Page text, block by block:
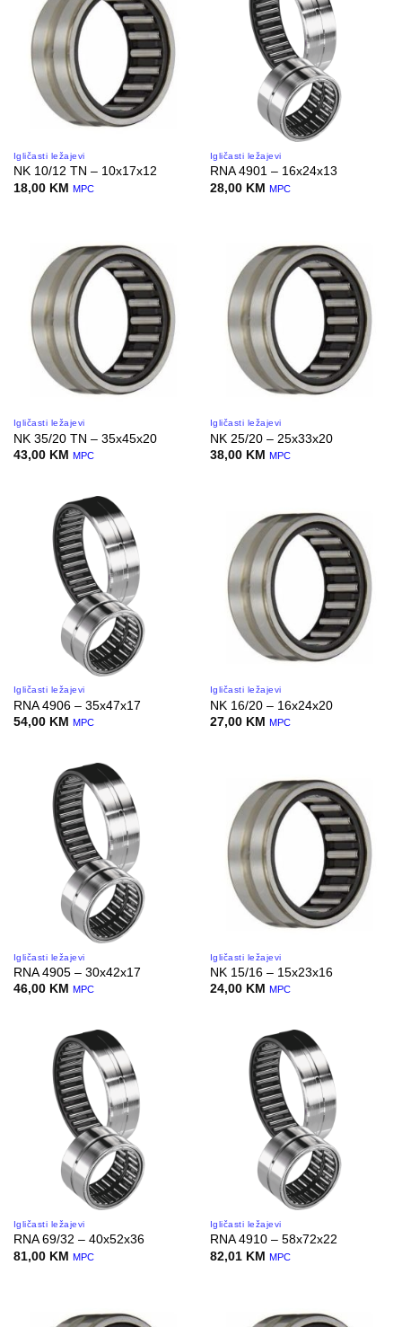
Igličasti ležajevi
NK 10/12 TN – 10x17x12
18,00 KM MPC
Igličasti ležajevi
RNA 4901 – 16x24x13
28,00 KM MPC
Igličasti ležajevi
NK 35/20 TN – 35x45x20
43,00 KM MPC
Igličasti ležajevi
NK 25/20 – 25x33x20
38,00 KM MPC
Igličasti ležajevi
RNA 4906 – 35x47x17
54,00 KM MPC
Igličasti ležajevi
NK 16/20 – 16x24x20
27,00 KM MPC
Igličasti ležajevi
RNA 4905 – 30x42x17
46,00 KM MPC
Igličasti ležajevi
NK 15/16 – 15x23x16
24,00 KM MPC
Igličasti ležajevi
RNA 69/32 – 40x52x36
81,00 KM MPC
Igličasti ležajevi
RNA 4910 – 58x72x22
82,01 KM MPC